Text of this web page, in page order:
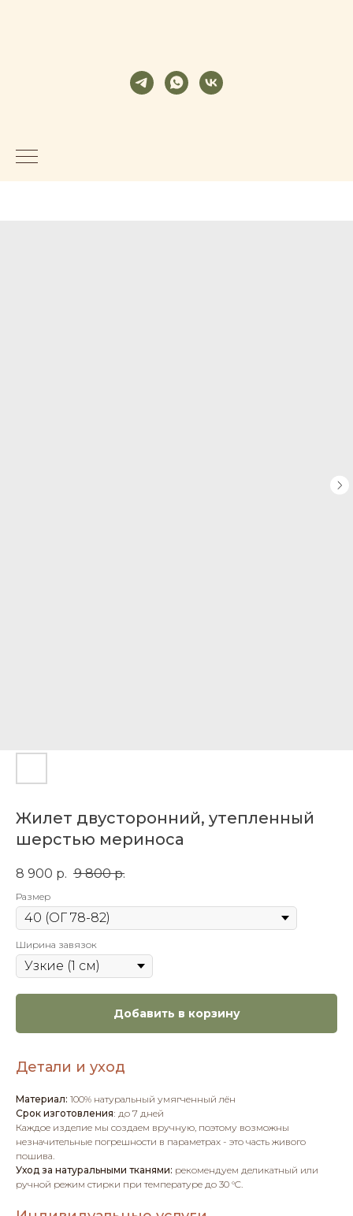
Жилет двусторонний, утепленный
шерстью мериноса
8 900 р. 9 800 р.
Размер
Ширина завязок
Добавить в корзину
Детали и уход
Материал: 100% натуральный умягченный лён
Срок изготовления: до 7 дней
Каждое изделие мы создаем вручную, поэтому возможны
незначительные погрешности в параметрах - это часть живого
пошива.
Уход за натуральными тканями: рекомендуем деликатный или
ручной режим стирки при температуре до 30 °C.